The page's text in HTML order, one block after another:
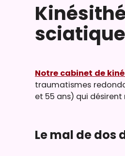
Notre cabinet de
traumatismes
et 55 ans) qui
Le mal de dos